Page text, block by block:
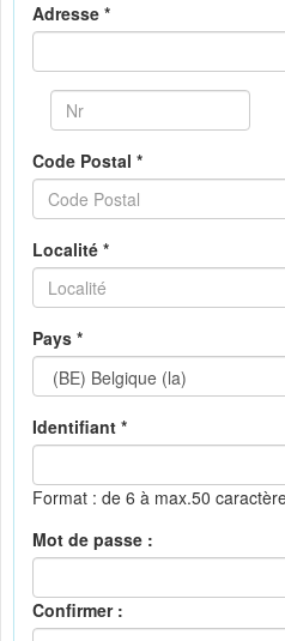
Adresse *
Code Postal *
Localité *
Pays *
Identifiant *
Format : de 6 à max.50
Mot de passe :
Confirmer :